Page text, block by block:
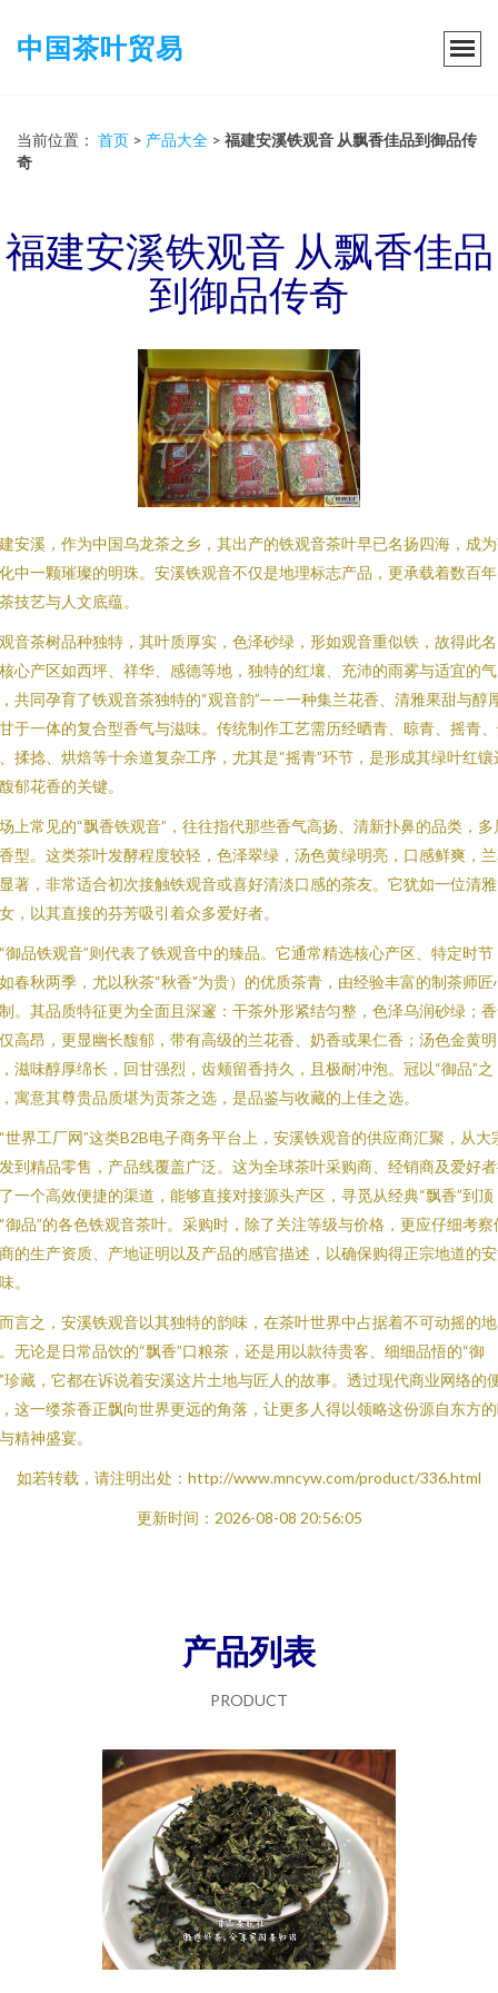
中国茶叶贸易
当前位置： 首页 > 产品大全 > 福建安溪铁观音 从飘香佳品到御品传
奇
福建安溪铁观音 从飘香佳品
到御品传奇
安溪，作为中国乌龙茶之乡，其出产的铁观音茶叶早已名扬四海，成
中一颗璀璨的明珠。安溪铁观音不仅是地理标志产品，更承载着数百
技艺与人文底蕴。
音茶树品种独特，其叶质厚实，色泽砂绿，形如观音重似铁，故得此
心产区如西坪、祥华、感德等地，独特的红壤、充沛的雨雾与适宜的气
共同孕育了铁观音茶独特的“观音韵”——一种集兰花香、清雅果甜与醇
于一体的复合型香气与滋味。传统制作工艺需历经晒青、晾青、摇青
揉捻、烘焙等十余道复杂工序，尤其是“摇青”环节，是形成其绿叶红镶
郁花香的关键。
上常见的“飘香铁观音”，往往指代那些香气高扬、清新扑鼻的品类，多
型。这类茶叶发酵程度较轻，色泽翠绿，汤色黄绿明亮，口感鲜爽，
著，非常适合初次接触铁观音或喜好清淡口感的茶友。它犹如一位清
，以其直接的芬芳吸引着众多爱好者。
御品铁观音”则代表了铁观音中的臻品。它通常精选核心产区、特定时节
春秋两季，尤以秋茶“秋香”为贵）的优质茶青，由经验丰富的制茶师匠
。其品质特征更为全面且深邃：干茶外形紧结匀整，色泽乌润砂绿；
高昂，更显幽长馥郁，带有高级的兰花香、奶香或果仁香；汤色金黄明
滋味醇厚绵长，回甘强烈，齿颊留香持久，且极耐冲泡。冠以“御品”之
寓意其尊贵品质堪为贡茶之选，是品鉴与收藏的上佳之选。
世界工厂网”这类B2B电子商务平台上，安溪铁观音的供应商汇聚，从大
到精品零售，产品线覆盖广泛。这为全球茶叶采购商、经销商及爱好
一个高效便捷的渠道，能够直接对接源头产区，寻觅从经典“飘香”到顶
御品”的各色铁观音茶叶。采购时，除了关注等级与价格，更应仔细考察
的生产资质、产地证明以及产品的感官描述，以确保购得正宗地道的
。
言之，安溪铁观音以其独特的韵味，在茶叶世界中占据着不可动摇的地
无论是日常品饮的“飘香”口粮茶，还是用以款待贵客、细细品悟的“御
珍藏，它都在诉说着安溪这片土地与匠人的故事。透过现代商业网络的
这一缕茶香正飘向世界更远的角落，让更多人得以领略这份源自东方
精神盛宴。
如若转载，请注明出处：http://www.mncyw.com/product/336.html
更新时间：2026-08-08 20:56:05
产品列表
PRODUCT